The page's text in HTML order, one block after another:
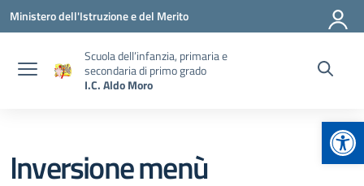
Vai ai contenuti
Vai al menu di navigazione
Vai al footer
Ministero dell'Istruzione e del Merito
Scuola dell’infanzia, primaria e
secondaria di primo grado
I.C. Aldo Moro
Inversione menù